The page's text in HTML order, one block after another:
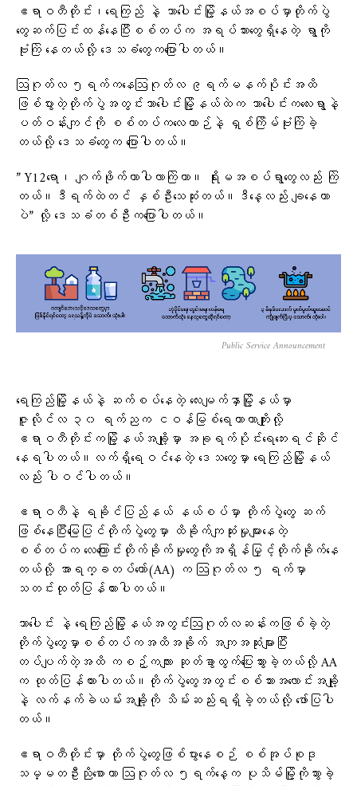
ဧရာဝတီတိုင်း၊ရေကြည် နဲ့ သာပေါင်းမြို့နယ်အစပ်မှာတိုက်ပွဲ
တွေဆက်ပြင်းထန်နေပြီးစစ်တပ်က အရပ်သားတွေရှိနေတဲ့ ရွာကို
ဗုံးကြဲ‌ နေတယ်လို့ ​ဒေသခံ​တွေက​ပြောပါတယ်။
ဩဂုတ်လ ၅ရက်ကနေဩဂုတ်လ ၉ရက်မနက်ပိုင်းအထိ
ဖြစ်ပွားတဲ့တိုက်ပွဲအတွင်းသာပေါင်းမြို့နယ်ထဲက သာပေါင်းကလေးရွာနဲ့
ပတ်ဝန်းကျင်ကို စစ်တပ်ကလေယာဉ်နဲ့ ရှစ်ကြိမ်ဗုံးကြဲခဲ့
တယ်လို့ ဒေသ‌ခံတွေက ပြောပါတယ်။
” Y12ရော၊ ဂျက်ဖိုက်တာပါလာကြဲတာ။ ရိုးမအစပ်ရွာတွေလည်း ကြဲ
တယ်။ဒီရက်ထဲတင် နှစ်ဦးသေဆုံးတယ်။ဒီနေ့လည်း ချနေတာ
ပဲ” လို့ ဒေသခံတစ်ဦးကပြောပါတယ်။
Public Service Announcement
ရေကြည်မြို့နယ်နဲ့ ဆက်စပ်နေတဲ့ လေးမျက်နှာမြို့နယ်မှာ
ဇူလိုင်လ ၃၀ ရက်ညက ငဝန်မြစ်ရေကာတာကျိုးလို့
ဧရာဝတီတိုင်းကမြို့နယ်အချို့မှာ အခုရက်ပိုင်းရေဘေးရင်ဆိုင်
နေရပါတယ်။လက်ရှိရေဝင်နေတဲ့ ဒေသတွေမှာ ရေကြည်မြို့နယ်
လည်း ပါဝင်ပါတယ်။
ဧရာဝတီနဲ့ ရခိုင်ပြည်နယ် နယ်စပ်မှာ တိုက်ပွဲတွေ ဆက်
ဖြစ်နေပြီးမြေပြင်တိုက်ပွဲတွေမှာ ထိခိုက်ကျဆုံးမှုများနေတဲ့
စစ်တပ်က လေကြောင်းတိုက်ခိုက်မှုတွေကိုအရှိန်မြှင့်တိုက်ခိုက်နေ
တယ်လို့ အာရက္ခတပ်တော်(AA) က ဩဂုတ်လ ၅ ရက်မှာ
သတင်းထုတ်ပြန်ထားပါတယ်။
သာပေါင်း နဲ့ ရေကြည်မြို့နယ်အတွင်းဩဂုတ်လဆန်းကဖြစ်ခဲ့တဲ့
တိုက်ပွဲတွေမှာစစ်တပ်ကအထိအခိုက် အကျအဆုံးများပြီး
တပ်ပျက်တဲ့အထိ ကစဉ့်ကလျား ဆုတ်ခွာထွက်ပြေးသွားခဲ့တယ်လို့ AA
က ထုတ်ပြန်ထားပါတယ်။တိုက်ပွဲတွေအတွင်းစစ်သားအလောင်းအချို့
နဲ့ လက်နက်ခဲယမ်းအချို့ကို သိမ်းဆည်းရရှိခဲ့တယ်လို့ ​ဖော်ပြပါ
တယ်။
ဧရာဝတီတိုင်းမှာ တိုက်ပွဲတွေဖြစ်ပွားနေစဉ် စစ်အုပ်စုဒု
သမ္မတဦးညိုစောဟာ ဩဂုတ်လ ၅ရက်နေ့က ပုသိမ်မြို့ကိုသွားခဲ့​